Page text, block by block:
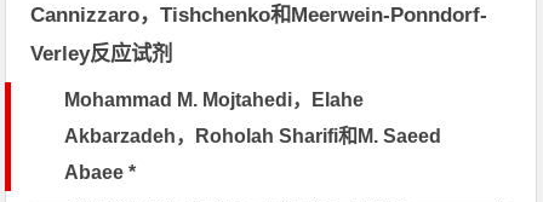
Cannizzaro，Tishchenko和Meerwein-Ponndorf-
Verley反应试剂
Mohammad M. Mojtahedi，Elahe
Akbarzadeh，Roholah Sharifi和M. Saeed
Abaee *